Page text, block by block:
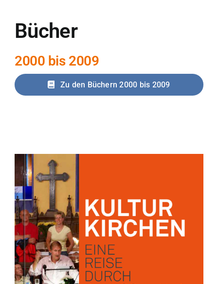
Bücher
2000 bis 2009
Zu den Büchern 2000 bis 2009